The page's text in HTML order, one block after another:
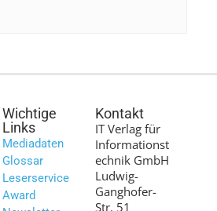
Wichtige
Links
Mediadaten
Glossar
Leserservice
Award
Kontakt
IT Verlag für
Informationst
echnik GmbH
Ludwig-
Ganghofer-
Str. 51